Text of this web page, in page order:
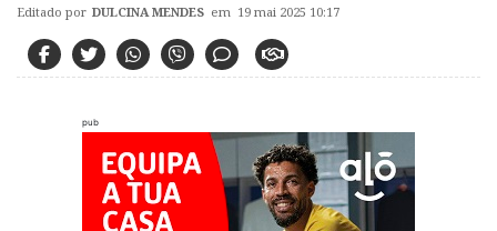
Editado por DULCINA MENDES em 19 mai 2025 10:17
pub